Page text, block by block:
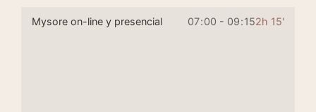
Mysore on-line y presencial 07:00 - 09:152h 15'